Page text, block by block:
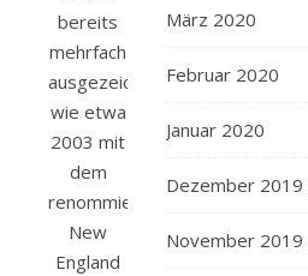
bereits
mehrfach
ausgezeichnet,
wie etwa
2003 mit
dem
renommierten
New
England
März 2020
Februar 2020
Januar 2020
Dezember 2019
November 2019